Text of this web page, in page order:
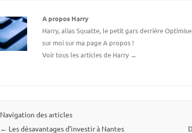
A propos Harry
Harry, alias Squatte, le petit gars derrière
sur moi sur ma page A propos !
Voir tous les articles de Harry →
Navigation des articles
← Les désavantages d’investir à Nantes